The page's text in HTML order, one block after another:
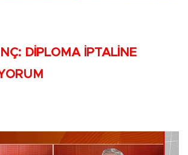
DİPLOMA İPTALİNE